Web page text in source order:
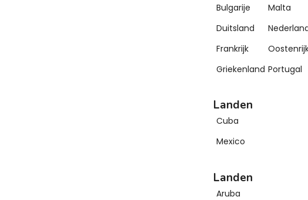
Bulgarije
Duitsland
Frankrijk
Griekenland
Malta
Portugal
Landen
Cuba
Mexico
Landen
Aruba